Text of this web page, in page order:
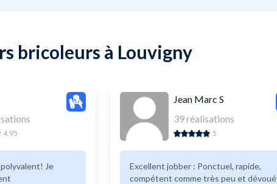
bricoleurs à Louvigny
4.95
Je
Jean Marc S
39réalisations
5
Excellent jobber : Ponctuel, rapide,
compétent comme très peu et dévoué